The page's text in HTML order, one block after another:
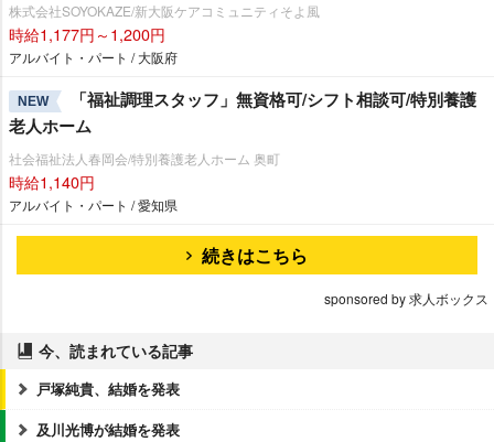
株式会社SOYOKAZE/新大阪ケアコミュニティそよ風
時給1,177円～1,200円
アルバイト・パート / 大阪府
NEW
「福祉調理スタッフ」無資格可/シフト相談可/特別養護
老人ホーム
社会福祉法人春岡会/特別養護老人ホーム 奥町
時給1,140円
アルバイト・パート / 愛知県
続きはこちら
sponsored by 求人ボックス
今、読まれている記事
戸塚純貴、結婚を発表
及川光博が結婚を発表